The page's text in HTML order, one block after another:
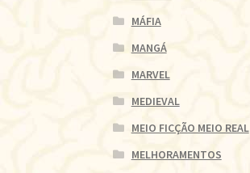
MÁFIA
MANGÁ
MARVEL
MEDIEVAL
MEIO FICÇÃO MEIO REAL
MELHORAMENTOS